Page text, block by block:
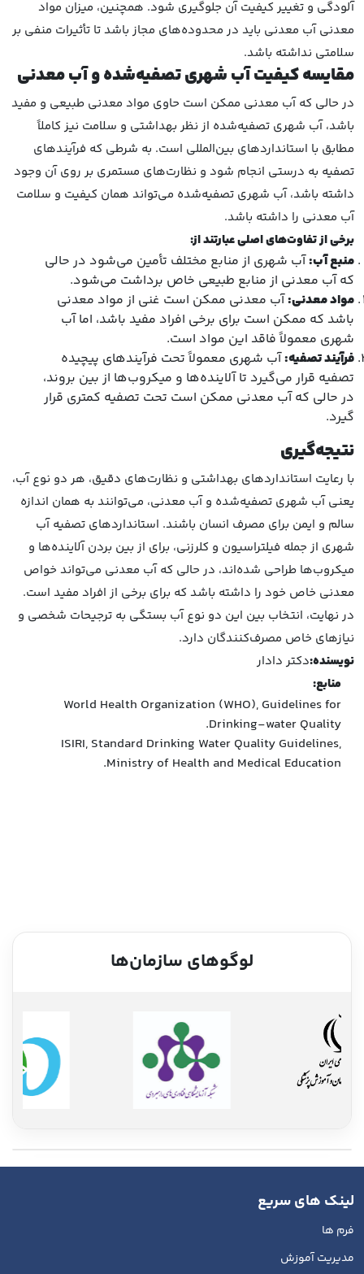
آلودگی و تغییر کیفیت آن جلوگیری شود. همچنین، میزان مواد
معدنی آب معدنی باید در محدوده‌های مجاز باشد تا تأثیرات منفی بر
سلامتی نداشته باشد.
مقایسه کیفیت آب شهری تصفیه‌شده و آب معدنی
در حالی که آب معدنی ممکن است حاوی مواد معدنی طبیعی و مفید
باشد، آب شهری تصفیه‌شده از نظر بهداشتی و سلامت نیز کاملاً
مطابق با استانداردهای بین‌المللی است. به شرطی که فرآیندهای
تصفیه به درستی انجام شود و نظارت‌های مستمری بر روی آن وجود
داشته باشد، آب شهری تصفیه‌شده می‌تواند همان کیفیت و سلامت
آب معدنی را داشته باشد.
برخی از تفاوت‌های اصلی عبارتند از:
منبع آب:آب شهری از منابع مختلف تأمین می‌شود در حالی
که آب معدنی از منابع طبیعی خاص برداشت می‌شود.
مواد معدنی:آب معدنی ممکن است غنی از مواد معدنی
باشد که ممکن است برای برخی افراد مفید باشد، اما آب
شهری معمولاً فاقد این مواد است.
فرآیند تصفیه:آب شهری معمولاً تحت فرآیندهای پیچیده
تصفیه قرار می‌گیرد تا آلاینده‌ها و میکروب‌ها از بین بروند،
در حالی که آب معدنی ممکن است تحت تصفیه کمتری قرار
گیرد.
نتیجه‌گیری
با رعایت استانداردهای بهداشتی و نظارت‌های دقیق، هر دو نوع آب،
یعنی آب شهری تصفیه‌شده و آب معدنی، می‌توانند به همان اندازه
سالم و ایمن برای مصرف انسان باشند. استانداردهای تصفیه آب
شهری از جمله فیلتراسیون و کلرزنی، برای از بین بردن آلاینده‌ها و
میکروب‌ها طراحی شده‌اند، در حالی که آب معدنی می‌تواند خواص
معدنی خاص خود را داشته باشد که برای برخی از افراد مفید است.
در نهایت، انتخاب بین این دو نوع آب بستگی به ترجیحات شخصی و
نیازهای خاص مصرف‌کنندگان دارد.
نویسنده:دکتر دادار
منابع:
World Health Organization (WHO), Guidelines for
Drinking-water Quality.
ISIRI, Standard Drinking Water Quality Guidelines,
Ministry of Health and Medical Education.
لوگوهای سازمان‌ها
لینک های سریع
فرم ها
مدیریت آموزش